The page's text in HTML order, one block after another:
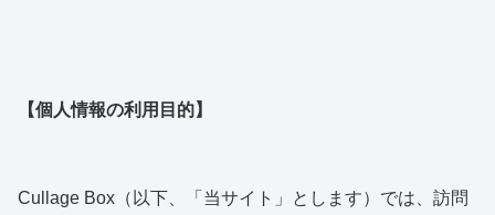
【個人情報の利用目的】
Cullage Box（以下、「当サイト」とします）では、訪問